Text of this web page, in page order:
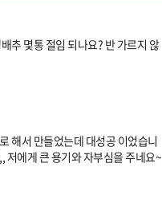
추 몇통 절임 되나요? 반 가르지 않
해서 만들었는데 대성공 이었습니
저에게 큰 용기와 자부심을 주네요~